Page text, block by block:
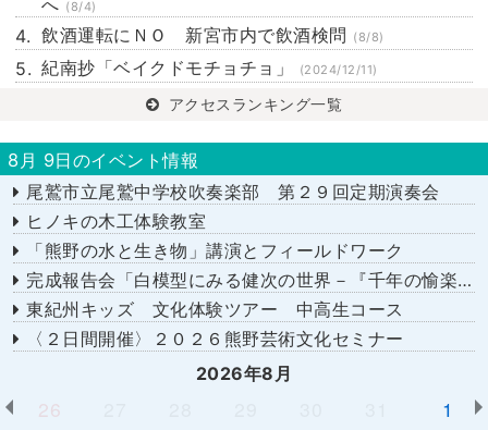
へ (8/4)
飲酒運転にＮＯ 新宮市内で飲酒検問 (8/8)
紀南抄「ベイクドモチョチョ」 (2024/12/11)
アクセスランキング一覧
8月 9日のイベント情報
尾鷲市立尾鷲中学校吹奏楽部 第２９回定期演奏会
ヒノキの木工体験教室
「熊野の水と生き物」講演とフィールドワーク
完成報告会「白模型にみる健次の世界－『千年の愉楽』『奇蹟』より－」
東紀州キッズ 文化体験ツアー 中高生コース
〈２日間開催〉２０２６熊野芸術文化セミナー
2026年8月
26
1